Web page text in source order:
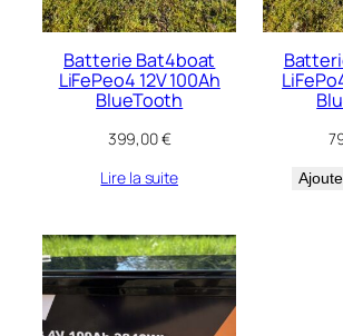
Batterie Bat4boat
LiFePeo4 12V 100Ah
BlueTooth
399,00€
Lire la suite